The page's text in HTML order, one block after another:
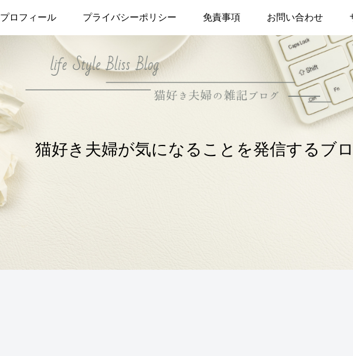
猫好き夫婦が気になることを発信するブ
プロフィール プライバシーポリシー 免責事項 お問い合わせ